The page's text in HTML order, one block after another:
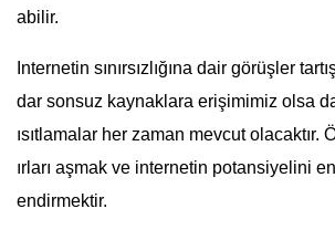
abilir.
Internetin sınırsızlığına dair görüşler
dar sonsuz kaynaklara erişimimiz olsa
ısıtlamalar her zaman mevcut olacaktır.
ırları aşmak ve internetin potansiyelini
endirmektir.